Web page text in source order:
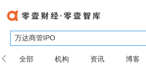
全部 机构 资讯 博客